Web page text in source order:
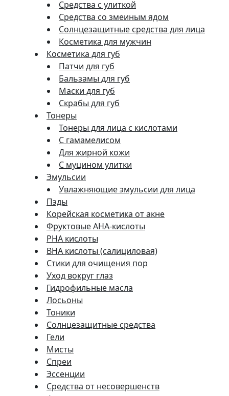
Средства с улиткой
Средства со змеиным ядом
Солнцезащитные средства для лица
Косметика для мужчин
Косметика для губ
Патчи для губ
Бальзамы для губ
Маски для губ
Скрабы для губ
Тонеры
Тонеры для лица с кислотами
С гамамелисом
Для жирной кожи
С муцином улитки
Эмульсии
Увлажняющие эмульсии для лица
Пэды
Корейская косметика от акне
Фруктовые AHA-кислоты
PHA кислоты
BHA кислоты (салициловая)
Стики для очищения пор
Уход вокруг глаз
Гидрофильные масла
Лосьоны
Тоники
Солнцезащитные средства
Гели
Мисты
Спреи
Эссенции
Средства от несовершенств